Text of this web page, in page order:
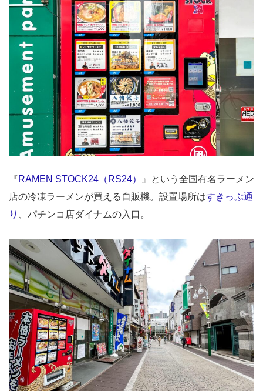
『RAMEN STOCK24（RS24）
』という全国有名ラーメン
店の冷凍ラーメンが買える自販機。設置場所はすきっぷ通
り
、パチンコ店ダイナムの入口。